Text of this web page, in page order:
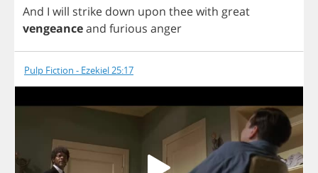
And I will strike down upon theewith great
vengeanceand furious anger
Pulp Fiction - Ezekiel 25:17